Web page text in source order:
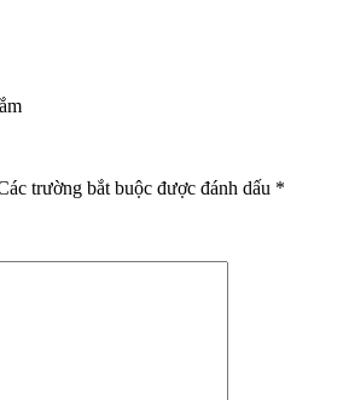
trường bắt buộc được đánh dấu *